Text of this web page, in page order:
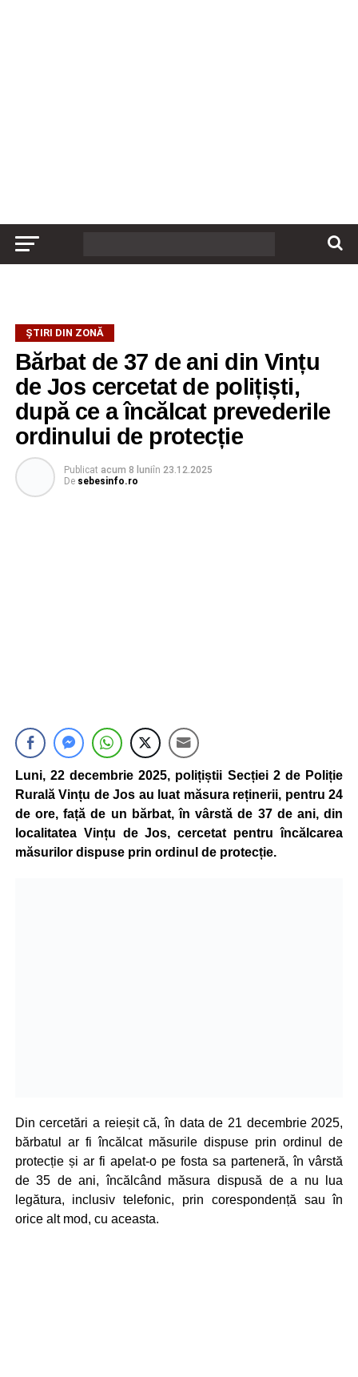
ȘTIRI DIN ZONĂ
Bărbat de 37 de ani din Vințu
de Jos cercetat de polițiști,
după ce a încălcat prevederile
ordinului de protecție
Publicat acum 8 luniîn 23.12.2025
De sebesinfo.ro
Luni, 22 decembrie 2025, polițiștii Secției 2 de Poliție
Rurală Vințu de Jos au luat măsura reținerii, pentru 24
de ore, față de un bărbat, în vârstă de 37 de ani, din
localitatea Vințu de Jos, cercetat pentru încălcarea
măsurilor dispuse prin ordinul de protecție.
Din cercetări a reieșit că, în data de 21 decembrie 2025,
bărbatul ar fi încălcat măsurile dispuse prin ordinul de
protecție și ar fi apelat-o pe fosta sa parteneră, în vârstă
de 35 de ani, încălcând măsura dispusă de a nu lua
legătura, inclusiv telefonic, prin corespondență sau în
orice alt mod, cu aceasta.